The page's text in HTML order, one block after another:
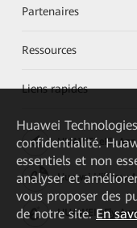
Partenaires
Ressources
Liens rapides
HUAWEI eKit App
Huawei HiKnow
HUAWEI eFly App
Huawei
confidentialité.
essentiels et non
analyser et
vous proposer des
de notre site. En